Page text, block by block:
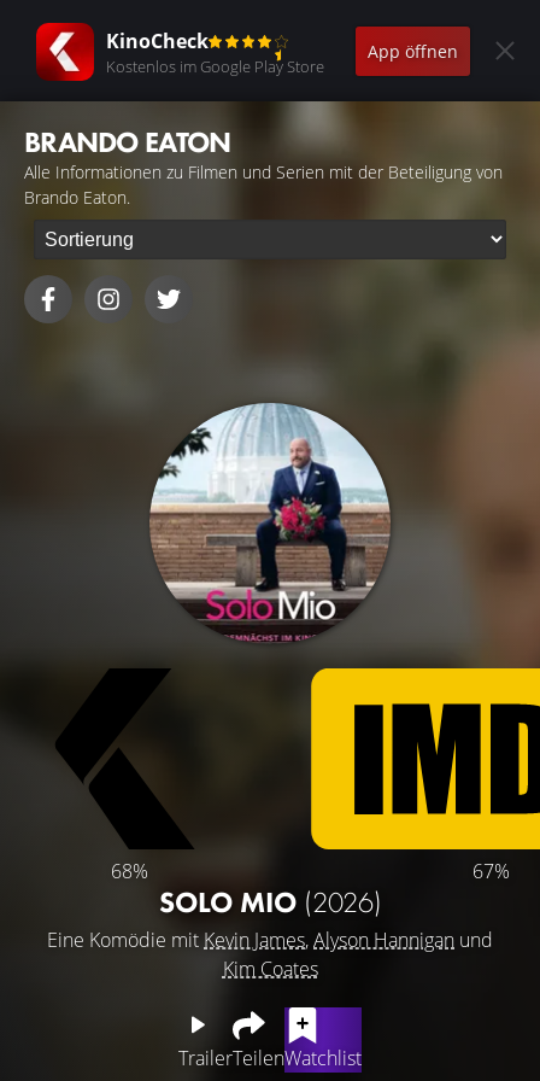
KinoCheck
Kostenlos im Google Play Store
App öffnen
BRANDO EATON
Alle Informationen zu Filmen und Serien mit der Beteiligung von
Brando Eaton.
68% 67%
SOLO MIO (2026)
Eine Komödie mit Kevin James,Alyson Hannigan und
Kim Coates
TrailerTeilenWatchlist